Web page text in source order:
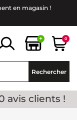
en magasin !
+ 0
Rechercher
avis clients !